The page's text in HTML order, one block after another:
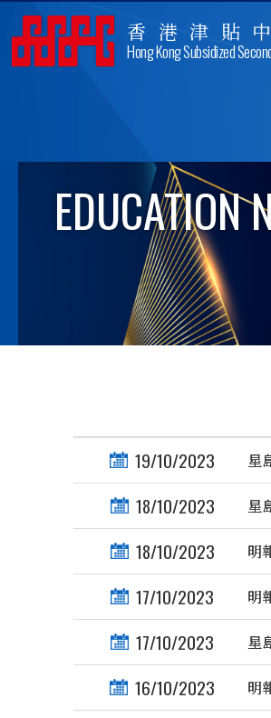
香港津貼
Hong Kong Subsidized
EDUCATION
19/10/2023 星
18/10/2023 星
18/10/2023 明
17/10/2023 明
17/10/2023 星
16/10/2023 明